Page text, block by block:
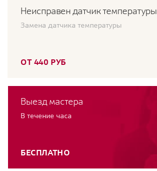
Неисправен датчик температуры
Замена датчика температуры
ОТ 440 РУБ
Выезд мастера
В течение часа
БЕСПЛАТНО